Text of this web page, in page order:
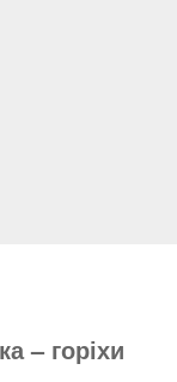
– горіхи